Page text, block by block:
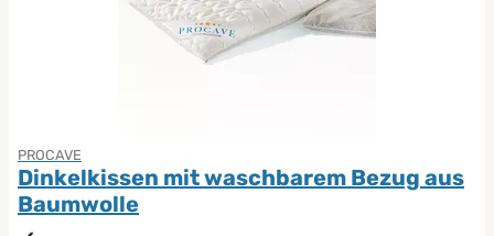
PROCAVE
Dinkelkissen mit waschbarem Bezug aus
Baumwolle